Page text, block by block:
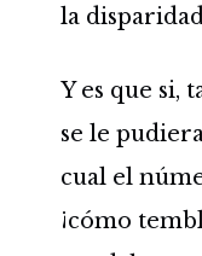
la
Y es que si,
se le
cual el
¡cómo